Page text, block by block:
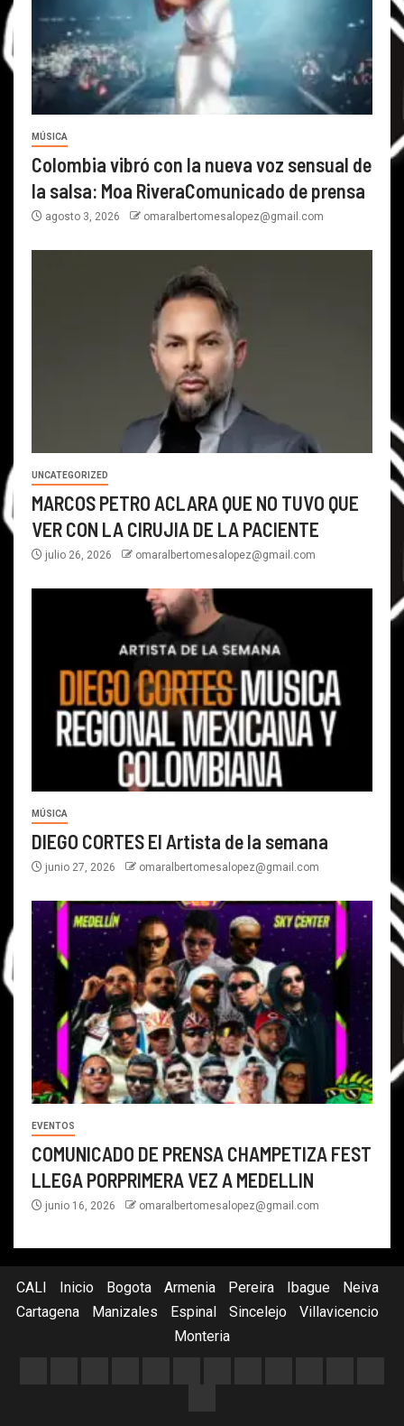
MÚSICA
Colombia vibró con la nueva voz sensual de
la salsa: Moa RiveraComunicado de prensa
agosto 3, 2026 omaralbertomesalopez@gmail.com
UNCATEGORIZED
MARCOS PETRO ACLARA QUE NO TUVO QUE
VER CON LA CIRUJIA DE LA PACIENTE
julio 26, 2026 omaralbertomesalopez@gmail.com
MÚSICA
DIEGO CORTES El Artista de la semana
junio 27, 2026 omaralbertomesalopez@gmail.com
EVENTOS
COMUNICADO DE PRENSA CHAMPETIZA FEST
LLEGA PORPRIMERA VEZ A MEDELLIN
junio 16, 2026 omaralbertomesalopez@gmail.com
CALI Inicio Bogota Armenia Pereira Ibague
Neiva
Cartagena
Manizales Espinal Sincelejo
Villavicencio
Monteria